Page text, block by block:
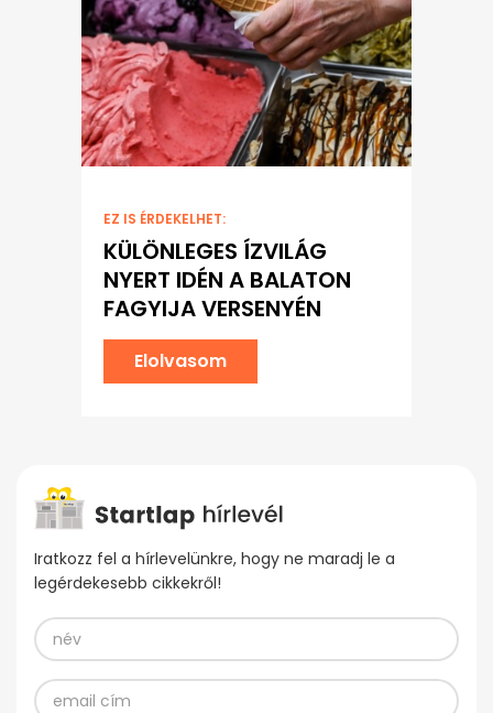
EZ IS ÉRDEKELHET:
KÜLÖNLEGES ÍZVILÁG
NYERT IDÉN A BALATON
FAGYIJA VERSENYÉN
Elolvasom
Iratkozz fel a hírlevelünkre, hogy ne maradj le a
legérdekesebb cikkekről!